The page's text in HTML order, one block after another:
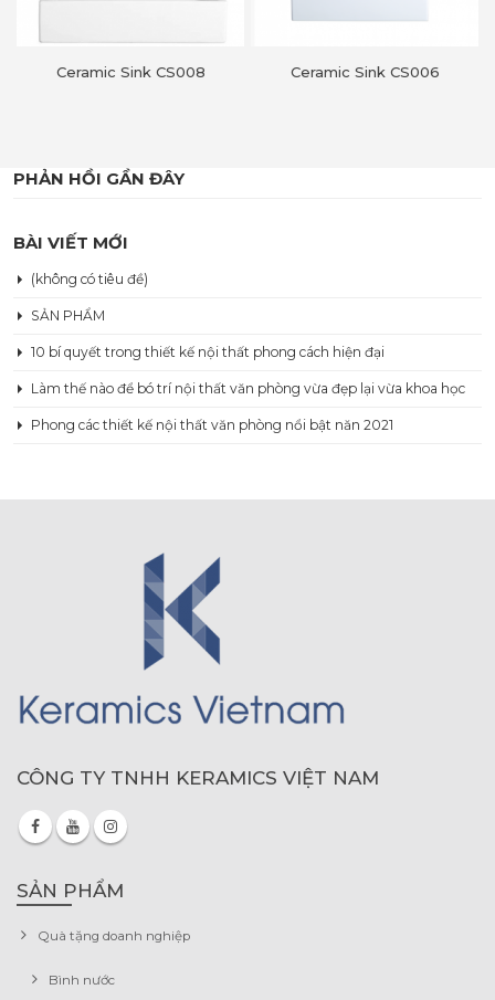
Ceramic Sink CS006 CONCRETE SINK CS033
PHẢN HỒI GẦN ĐÂY
BÀI VIẾT MỚI
(không có tiêu đề)
SẢN PHẨM
10 bí quyết trong thiết kế nội thất phong cách hiện đại
Làm thế nào để bó trí nội thất văn phòng vừa đẹp lại vừa khoa học
Phong các thiết kế nội thất văn phòng nổi bật năn 2021
CÔNG TY TNHH KERAMICS VIỆT NAM
SẢN PHẨM
Quà tặng doanh nghiệp
Bình nước